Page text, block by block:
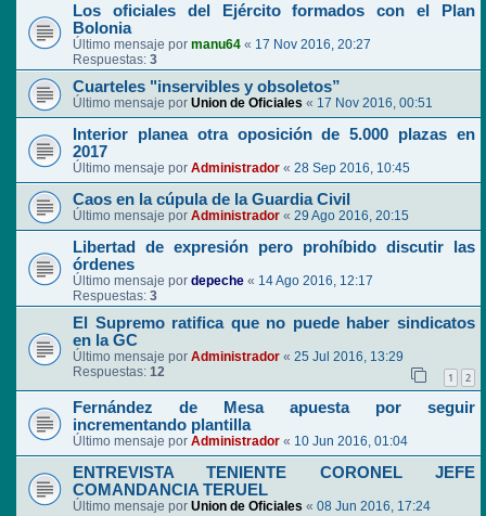
Los oficiales del Ejército formados con el Plan
Bolonia
Último mensaje por manu64 « 17 Nov 2016, 20:27
Respuestas: 3
Cuarteles "inservibles y obsoletos”
Último mensaje por Union de Oficiales « 17 Nov 2016, 00:51
Interior planea otra oposición de 5.000 plazas en
2017
Último mensaje por Administrador « 28 Sep 2016, 10:45
Caos en la cúpula de la Guardia Civil
Último mensaje por Administrador « 29 Ago 2016, 20:15
Libertad de expresión pero prohíbido discutir las
órdenes
Último mensaje por depeche « 14 Ago 2016, 12:17
Respuestas: 3
El Supremo ratifica que no puede haber sindicatos
en la GC
Último mensaje por Administrador « 25 Jul 2016, 13:29
Respuestas: 12 1 2
Fernández de Mesa apuesta por seguir
incrementando plantilla
Último mensaje por Administrador « 10 Jun 2016, 01:04
ENTREVISTA TENIENTE CORONEL JEFE
COMANDANCIA TERUEL
Último mensaje por Union de Oficiales « 08 Jun 2016, 17:24